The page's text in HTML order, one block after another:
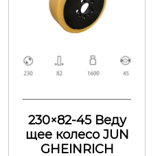
230×82-45 Веду
щее колесо JUN
GHEINRICH